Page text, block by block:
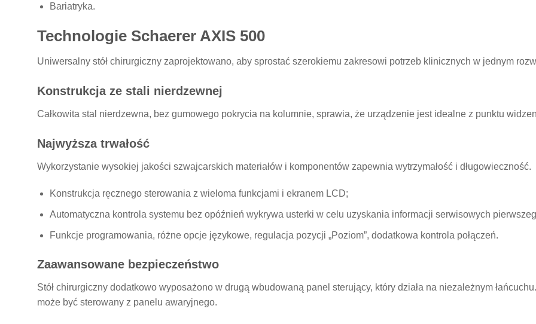
Bariatryka.
Technologie Schaerer AXIS 500
Uniwersalny stół chirurgiczny zaprojektowano, aby sprostać szerokiemu zakresowi potrzeb klinicznych w jednym
Konstrukcja ze stali nierdzewnej
Całkowita stal nierdzewna, bez gumowego pokrycia na kolumnie, sprawia, że urządzenie jest idealne z punktu
Najwyższa trwałość
Wykorzystanie wysokiej jakości szwajcarskich materiałów i komponentów zapewnia wytrzymałość i długowieczność.
Konstrukcja ręcznego sterowania z wieloma funkcjami i ekranem LCD;
Automatyczna kontrola systemu bez opóźnień wykrywa usterki w celu uzyskania informacji serwisowych
Funkcje programowania, różne opcje językowe, regulacja pozycji „Poziom”, dodatkowa kontrola połączeń.
Zaawansowane bezpieczeństwo
Stół chirurgiczny dodatkowo wyposażono w drugą wbudowaną panel sterujący, który działa na niezależnym
może być sterowany z panelu awaryjnego.